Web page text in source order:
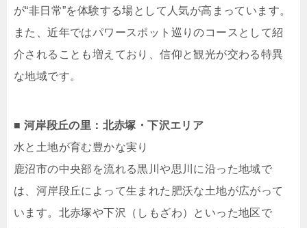
が“非日常”を体験する場として人気が高まっています。
また、近年ではパワースポット巡りのコースとして紹
介されることも増えており、信仰と観光が交わる特異
な地域です。
■ 河岸段丘の里：北赤塚・下沢エリア
水と土地が育む豊かな実り
鹿沼市の中央部を流れる黒川や思川に沿った地域で
は、河岸段丘によって生まれた肥沃な土地が広がって
います。北赤塚や下沢（しもざわ）といった地区で